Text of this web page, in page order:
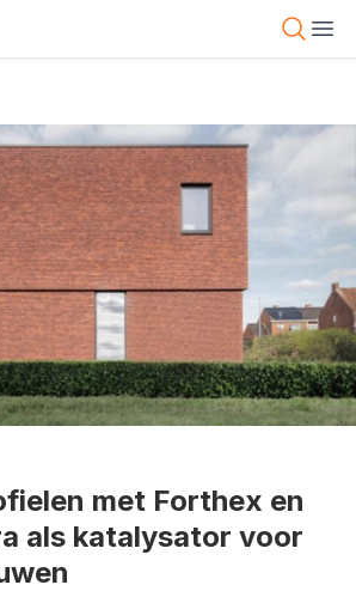
Open
met Forthex en
als katalysator voor